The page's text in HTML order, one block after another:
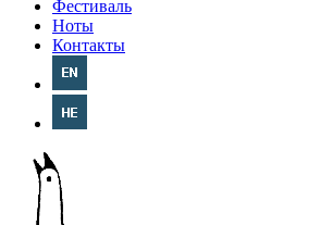
Фестиваль
Ноты
Контакты